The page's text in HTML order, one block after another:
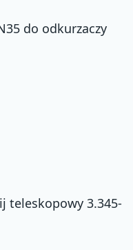
do odkurzaczy
teleskopowy 3.345-